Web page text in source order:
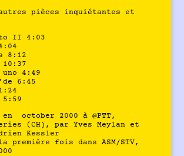
pièces inquiétantes et
II 4:03
8:12
10:37
uno 4:49
6:45
october 2000 à @PTT,
(CH), par Yves Meylan et
Kessler
première fois dans ASM/STV,